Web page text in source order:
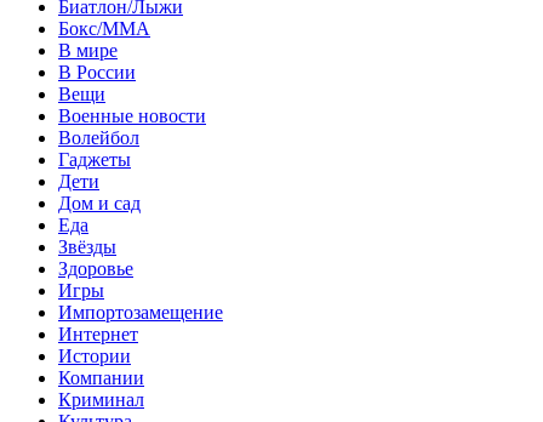
Биатлон/Лыжи
Бокс/MMA
В мире
В России
Вещи
Военные новости
Волейбол
Гаджеты
Дети
Дом и сад
Еда
Звёзды
Здоровье
Игры
Импортозамещение
Интернет
Истории
Компании
Криминал